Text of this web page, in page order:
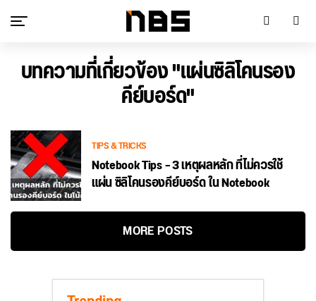
บทความที่เกี่ยวข้อง "แผ่นซิลิโคนรอง
คีย์บอร์ด"
TIPS & TRICKS
Notebook Tips – 3 เหตุผลหลัก ที่ไม่ควรใช้
แผ่น ซิลิโคนรองคีย์บอร์ด ใน Notebook
MORE POSTS